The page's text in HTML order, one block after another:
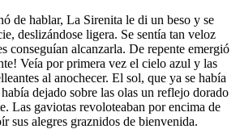
de hablar, La Sirenita le di un beso y se
deslizándose ligera. Se sentía tan veloz
conseguían alcanzarla. De repente emergió
Veía por primera vez el cielo azul y las
al anochecer. El sol, que ya se había
dejado sobre las olas un reflejo dorado
Las gaviotas revoloteaban por encima de
sus alegres graznidos de bienvenida.